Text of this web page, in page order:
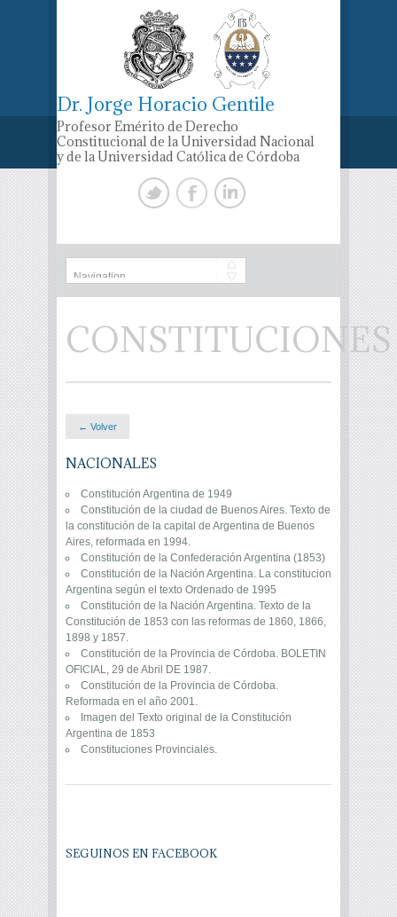
Dr. Jorge Horacio Gentile
Profesor Emérito de Derecho
Constitucional de la Universidad Nacional
y de la Universidad Católica de Córdoba
CONSTITUCIONES
← Volver
NACIONALES
Constitución Argentina de 1949
Constitución de la ciudad de Buenos Aires. Texto de
la constitución de la capital de Argentina de Buenos
Aires, reformada en 1994.
Constitución de la Confederación Argentina (1853)
Constitución de la Nación Argentina. La constitucion
Argentina según el texto Ordenado de 1995
Constitución de la Nación Argentina. Texto de la
Constitución de 1853 con las reformas de 1860, 1866,
1898 y 1857.
Constitución de la Provincia de Córdoba. BOLETIN
OFICIAL, 29 de Abril DE 1987.
Constitución de la Provincia de Córdoba.
Reformada en el año 2001.
Imagen del Texto original de la Constitución
Argentina de 1853
Constituciones Provinciales.
SEGUINOS EN FACEBOOK